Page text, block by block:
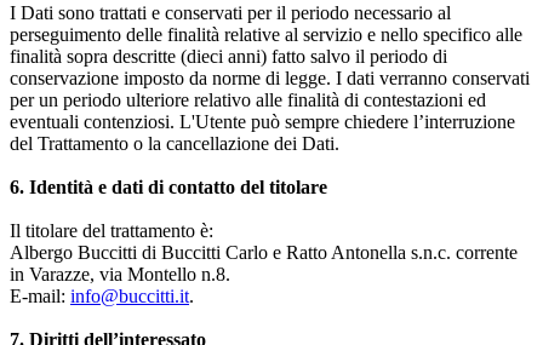
I Dati sono trattati e conservati per il periodo necessario al
perseguimento delle finalità relative al servizio e nello specifico alle
finalità sopra descritte (dieci anni) fatto salvo il periodo di
conservazione imposto da norme di legge. I dati verranno conservati
per un periodo ulteriore relativo alle finalità di contestazioni ed
eventuali contenziosi. L'Utente può sempre chiedere l’interruzione
del Trattamento o la cancellazione dei Dati.
6. Identità e dati di contatto del titolare
Il titolare del trattamento è:
Albergo Buccitti di Buccitti Carlo e Ratto Antonella s.n.c. corrente
in Varazze, via Montello n.8.
E-mail: info@buccitti.it.
7. Diritti dell’interessato